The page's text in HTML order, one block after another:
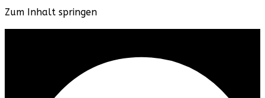
Zum Inhalt springen